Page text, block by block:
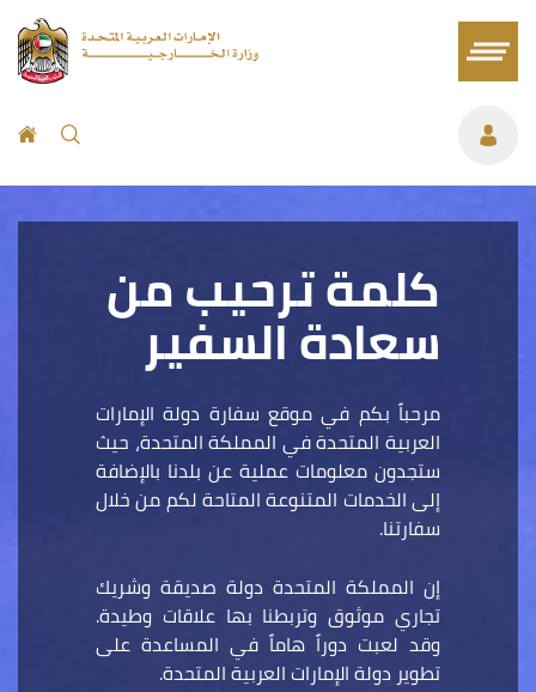
كلمة ترحيب من
سعادة السفير
مرحباً بكم في موقع سفارة دولة الإمارات
العربية المتحدة في المملكة المتحدة، حيث
ستجدون معلومات عملية عن بلدنا بالإضافة
إلى الخدمات المتنوعة المتاحة لكم من خلال
سفارتنا.
إن المملكة المتحدة دولة صديقة وشريك
تجاري موثوق وتربطنا بها علاقات وطيدة.
وقد لعبت دوراً هاماً في المساعدة على
تطوير دولة الإمارات العربية المتحدة.